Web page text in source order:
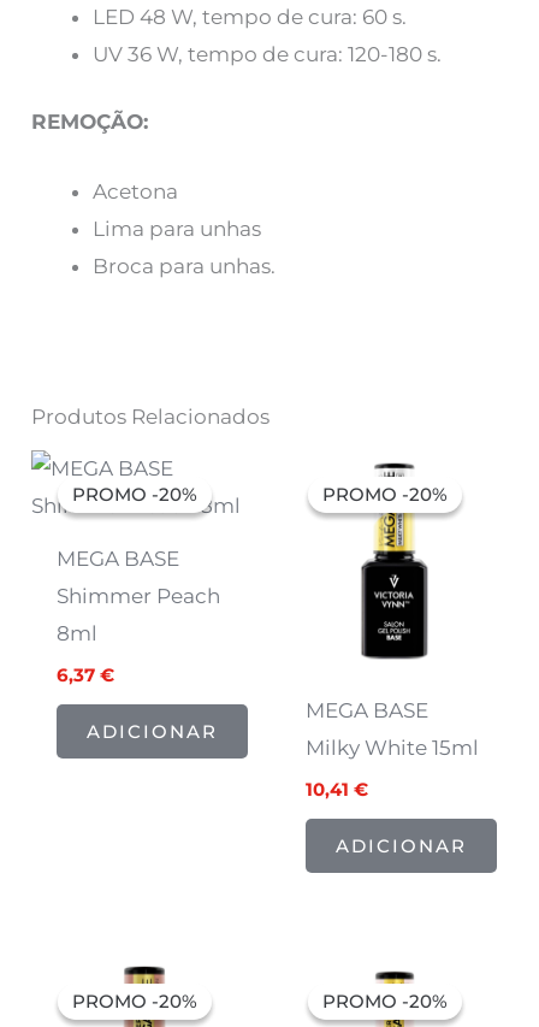
LED 48 W, tempo de cura: 60 s.
UV 36 W, tempo de cura: 120-180 s.
REMOÇÃO:
Acetona
Lima para unhas
Broca para unhas.
Produtos Relacionados
PROMO -20%
PROMO -20%
MEGA BASE
Shimmer Peach
8ml
O
preço
original
7,97 €.
6,37 €
O
preço
atual
6,37 €.
ADICIONAR
PROMO -20%
PROMO -20%
MEGA BASE
Milky White 15ml
preço
original
10,41€
O
preço
atual
é:
10,41 €.
ADICIONAR
PROMO -20%
PROMO -20%
preço
original
O
preço
atual
PROMO -20%
PROMO -20%
preço
original
O
preço
atual